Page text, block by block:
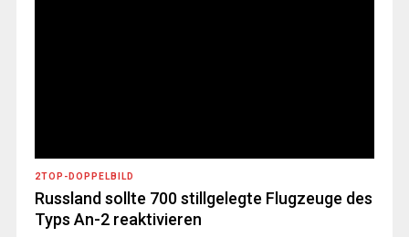
2TOP-DOPPELBILD
Russland sollte 700 stillgelegte Flugzeuge des
Typs An-2 reaktivieren